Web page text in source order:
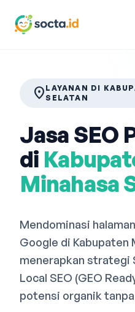
Bahasa Indonesia
location_onLAYANAN DI
SELATAN
Jasa SEO
di
Minahasa
Mendominasi
Google di Kabupaten
menerapkan strategi
Local SEO (GEO
potensi organik